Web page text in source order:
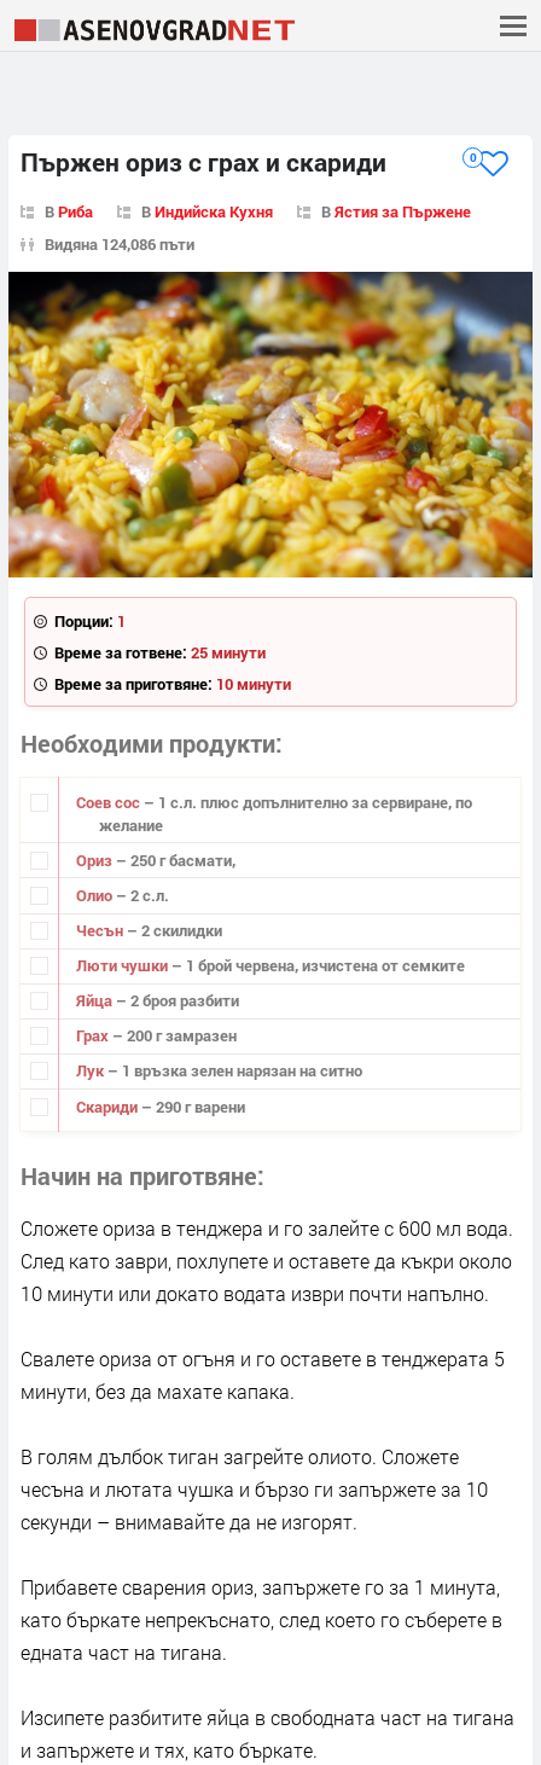
Пържен ориз с грах и скариди 0
ВРиба ВИндийска Кухня ВЯстия за Пържене
Видяна 124,086 пъти
Порции: 1
Време за готвене: 25 минути
Време за приготвяне: 10 минути
Необходими продукти
Соев сос – 1 с.л. плюс допълнително за сервиране, по
желание
Ориз – 250 г басмати,
Олио – 2 с.л.
Чесън – 2 скилидки
Люти чушки – 1 брой червена, изчистена от семките
Яйца – 2 броя разбити
Грах – 200 г замразен
Лук – 1 връзка зелен нарязан на ситно
Скариди – 290 г варени
Начин на приготвяне
Сложете ориза в тенджера и го залейте с 600 мл вода.
След като заври, похлупете и оставете да къкри около
10 минути или докато водата изври почти напълно.
Свалете ориза от огъня и го оставете в тенджерата 5
минути, без да махате капака.
В голям дълбок тиган загрейте олиото. Сложете
чесъна и лютата чушка и бързо ги запържете за 10
секунди – внимавайте да не изгорят.
Прибавете сварения ориз, запържете го за 1 минута,
като бъркате непрекъснато, след което го съберете в
едната част на тигана.
Изсипете разбитите яйца в свободната част на тигана
и запържете и тях, като бъркате.